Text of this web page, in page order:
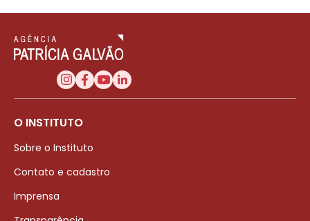
O INSTITUTO
Sobre o Instituto
Contato e cadastro
Imprensa